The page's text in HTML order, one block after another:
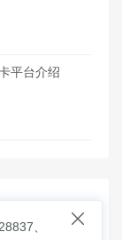
平台介绍

、